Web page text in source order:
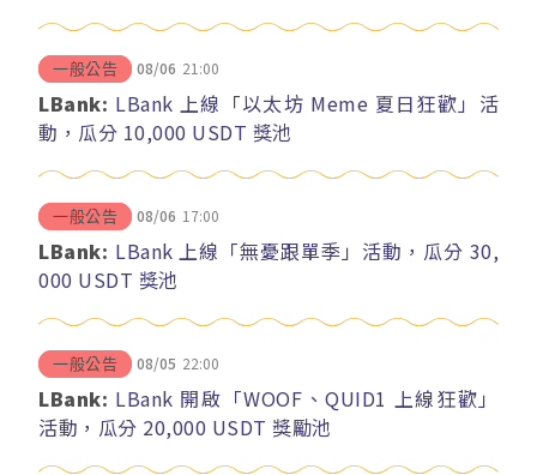
一般公告 08/06 21:00
LBank: LBank 上線「以太坊 Meme 夏日狂歡」活
動，瓜分 10,000 USDT 獎池
一般公告 08/06 17:00
LBank: LBank 上線「無憂跟單季」活動，瓜分 30,
000 USDT 獎池
一般公告 08/05 22:00
LBank: LBank 開啟「WOOF、QUID1 上線狂歡」
活動，瓜分 20,000 USDT 獎勵池